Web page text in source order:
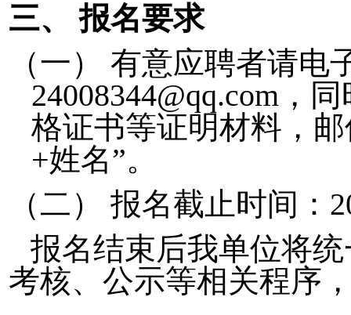
三、报名要求
（一） 有意应聘者请电
24008344@qq.com ，
格证书等证明材料，
+姓名”。
（二） 报名截止时间：
报名结束后我单位将
考核、公示等相关程序